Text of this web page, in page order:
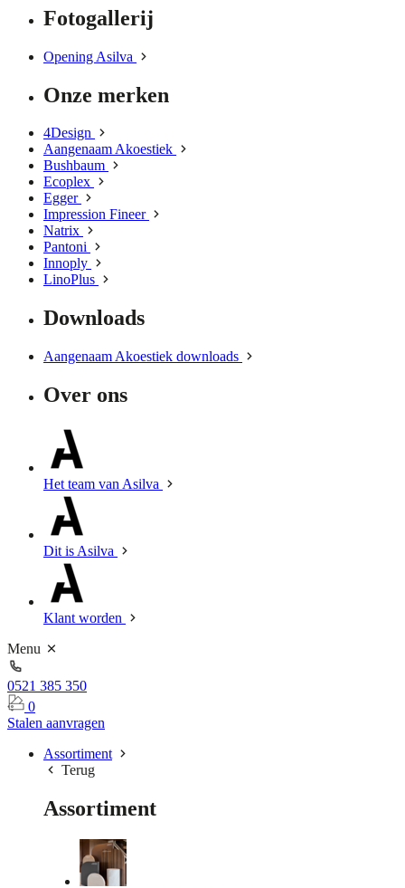
Fotogallerij
Opening Asilva
Onze merken
4Design
Aangenaam Akoestiek
Bushbaum
Ecoplex
Egger
Impression Fineer
Natrix
Pantoni
Innoply
LinoPlus
Downloads
Aangenaam Akoestiek downloads
Over ons
Het team van Asilva
Dit is Asilva
Klant worden
Menu
0521 385 350
0
Stalen aanvragen
Assortiment
Terug
Assortiment